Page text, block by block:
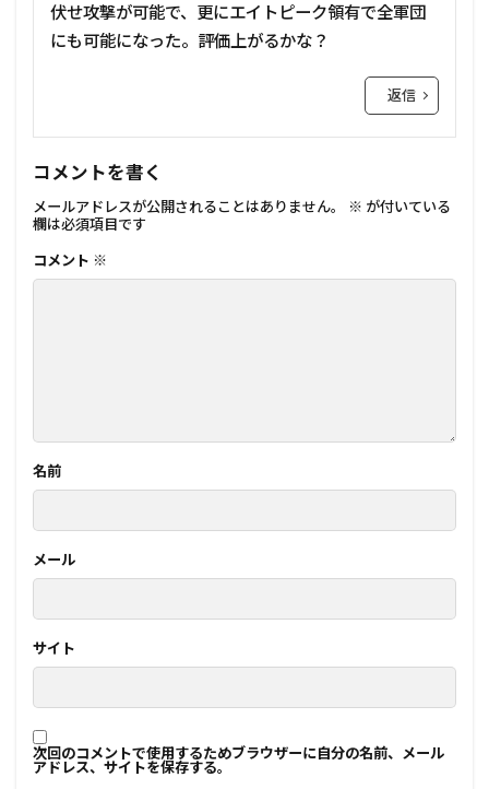
伏せ攻撃が可能で、更にエイトピーク領有で全軍団
にも可能になった。評価上がるかな？
返信
コメントを書く
メールアドレスが公開されることはありません。 ※ が付いている
欄は必須項目です
コメント ※
名前
メール
サイト
次回のコメントで使用するためブラウザーに自分の名前、メール
アドレス、サイトを保存する。